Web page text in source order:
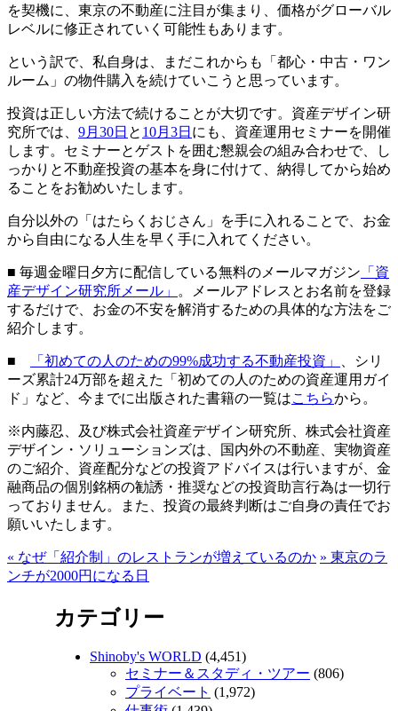
を契機に、東京の不動産に注目が集まり、価格がグローバル
レベルに修正されていく可能性もあります。
という訳で、私自身は、まだこれからも「都心・中古・ワン
ルーム」の物件購入を続けていこうと思っています。
投資は正しい方法で続けることが大切です。資産デザイン研
究所では、 9月30日 と 10月3日 にも、資産運用セミナーを開催
します。セミナーとゲストを囲む懇親会の組み合わせで、し
っかりと不動産投資の基本を身に付けて、納得してから始め
ることをお勧めいたします。
自分以外の「はたらくおじさん」を手に入れることで、お金
から自由になる人生を早く手に入れてください。
■ 毎週金曜日夕方に配信している無料のメールマガジン 「資
産デザイン研究所メール」
。メールアドレスとお名前を登録
するだけで、お金の不安を解消するための具体的な方法をご
紹介します。
■ 「初めての人のための99%成功する不動産投資」
、シリ
ーズ累計24万部を超えた「初めての人のための資産運用ガイ
ド」など、今までに出版された書籍の一覧はこちらから。
※内藤忍、及び株式会社資産デザイン研究所、株式会社資産
デザイン・ソリューションズは、国内外の不動産、実物資産
のご紹介、資産配分などの投資アドバイスは行いますが、金
融商品の個別銘柄の勧誘・推奨などの投資助言行為は一切行
っておりません。また、投資の最終判断はご自身の責任でお
願いいたします。
« なぜ「紹介制」のレストランが増えているのか » 東京のラ
ンチが2000円になる日
カテゴリー
Shinoby's WORLD (4,451)
セミナー＆スタディ・ツアー (806)
プライベート (1,972)